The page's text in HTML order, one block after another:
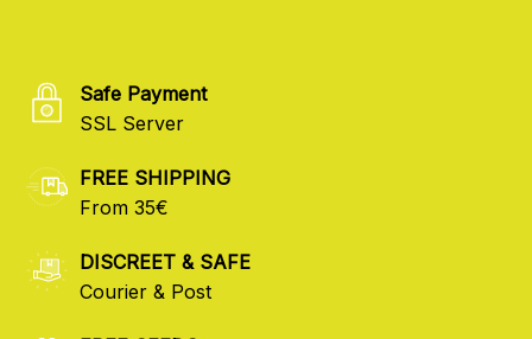
Safe Payment
SSL Server
FREE SHIPPING
From 35€
DISCREET & SAFE
Courier & Post